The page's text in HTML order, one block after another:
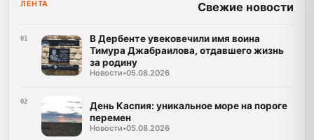
ЛЕНТА Свежие новости
01
В Дербенте увековечили имя воина
Тимура Джабраилова, отдавшего жизнь
за родину
Новости•05.08.2026
02
День Каспия: уникальное море на пороге
перемен
Новости•05.08.2026